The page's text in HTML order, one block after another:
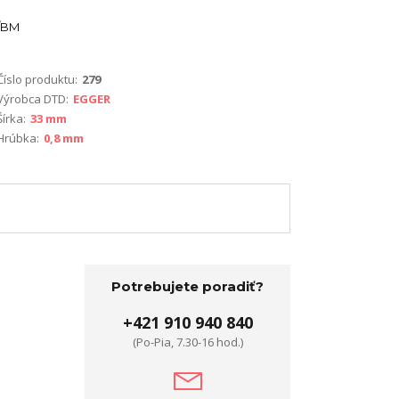
BM
produktu: 279
DTD: EGGER
33 mm
0,8 mm
Potrebujete poradiť?
+421 910 940 840
(Po-Pia, 7.30-16 hod.)